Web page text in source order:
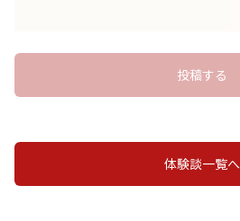
投稿する
体験談一覧へ